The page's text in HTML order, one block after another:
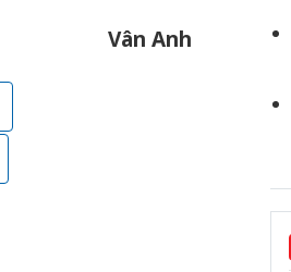
Vân Anh